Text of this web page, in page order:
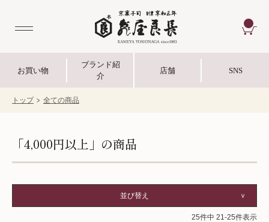
お買い物
ブランド紹
介
店舗 SNS
トップ 全ての商品
「4,000円以上」の商品
並び替え
25件中 21-25件表示